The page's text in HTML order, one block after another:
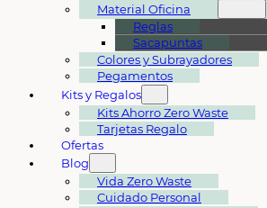
Material Oficina
Reglas
Sacapuntas
Colores y Subrayadores
Pegamentos
Kits y Regalos
Kits Ahorro Zero Waste
Tarjetas Regalo
Ofertas
Blog
Vida Zero Waste
Cuidado Personal